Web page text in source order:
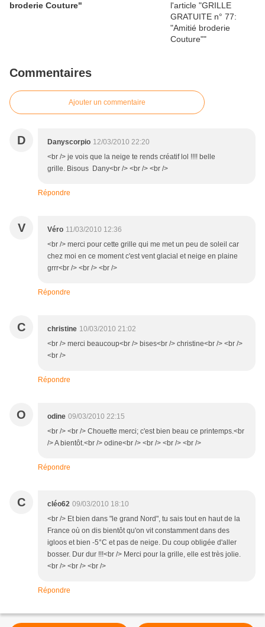
broderie Couture"
Commentaires
Ajouter un commentaire
D Danyscorpio 12/03/2010 22:20
<br /> je vois que la neige te rends créatif lol !!!! belle
grille. Bisous Dany<br /> <br /> <br />
Répondre
V Véro 11/03/2010 12:36
<br /> merci pour cette grille qui me met un peu de soleil car
chez moi en ce moment c'est vent glacial et neige en plaine
grrr<br /> <br /> <br />
Répondre
C christine 10/03/2010 21:02
<br /> merci beaucoup<br /> bises<br /> christine<br /> <br />
<br />
Répondre
O odine 09/03/2010 22:15
<br /> <br /> Chouette merci; c'est bien beau ce printemps.<br
/> A bientôt.<br /> odine<br /> <br /> <br /> <br />
Répondre
C cléo62 09/03/2010 18:10
<br /> Et bien dans "le grand Nord", tu sais tout en haut de la
France où on dis bientôt qu'on vit constamment dans des
igloos et bien -5°C et pas de neige. Du coup obligée d'aller
bosser. Dur dur !!!<br /> Merci pour la grille, elle est très jolie.
<br /> <br /> <br />
Répondre